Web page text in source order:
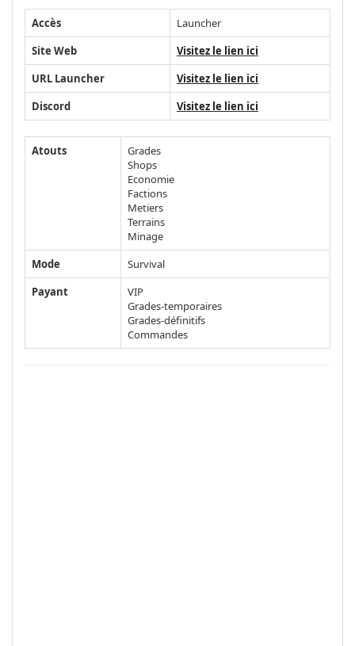
Accès
Launcher
Site Web
Visitez le lien ici
URL Launcher
Visitez le lien ici
Discord
Visitez le lien ici
Atouts
Grades
Shops
Economie
Factions
Metiers
Terrains
Minage
Mode
Survival
Payant
VIP
Grades-temporaires
Grades-définitifs
Commandes